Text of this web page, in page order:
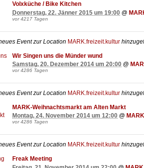
Volxküche / Bike Kitchen
Donnerstag, 22. Jänner 2015 um 19:00 @
vor 4217 Tagen
Event zur Location MARK.freizeit.kultur
Wir Singen uns die Münder wund
Samstag, 20. Dezember 2014 um 20:00 @
vor 4286 Tagen
Event zur Location MARK.freizeit.kultur
MARK-Weihnachtsmarkt am Alten Markt
Montag, 24. November 2014 um 12:00 @
vor 4286 Tagen
Event zur Location MARK.freizeit.kultur
Freak Meeting